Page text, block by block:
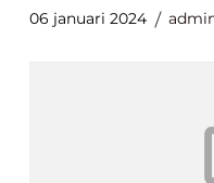
06 januari 2024